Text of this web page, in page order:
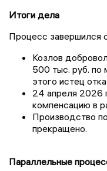
Итоги дела
Процесс завершился
Козлов
500 тыс. руб.
этого истец
24 апреля 2026
компенсацию в
Производство
прекращено.
Параллельные